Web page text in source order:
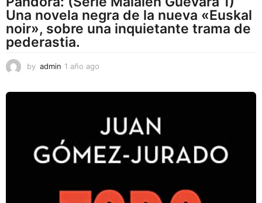
Una novela negra de la nueva «Euskal
noir», sobre una inquietante trama de
pederastia.
by admin 1 año ago
o